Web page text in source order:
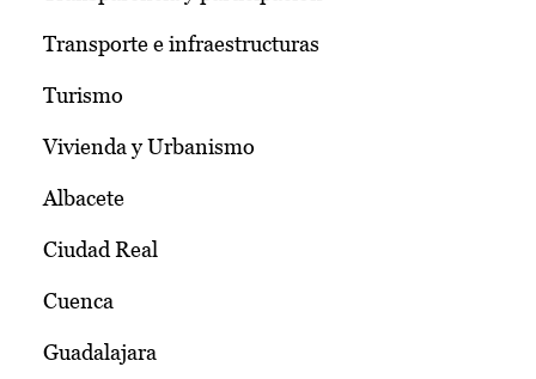
Transporte e infraestructuras
Turismo
Vivienda y Urbanismo
Albacete
Ciudad Real
Cuenca
Guadalajara